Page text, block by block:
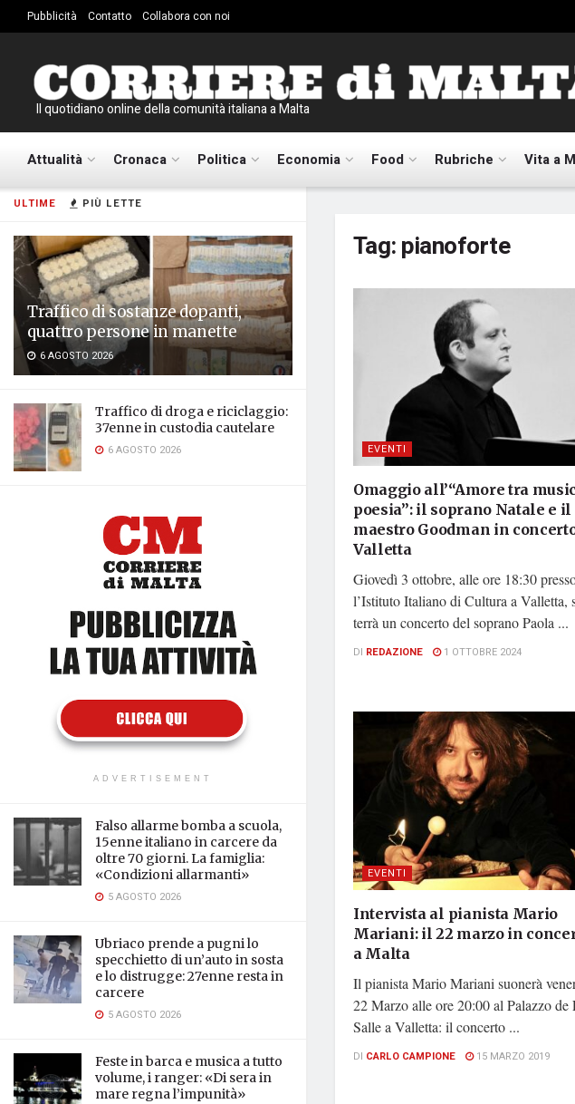
ULTIME PIÙ LETTE
Traffico di sostanze dopanti,
quattro persone in manette
6 AGOSTO 2026
Traffico di droga e riciclaggio:
37enne in custodia cautelare
6 AGOSTO 2026
ADVERTISEMENT
Falso allarme bomba a scuola,
15enne italiano in carcere da
oltre 70 giorni. La famiglia:
«Condizioni allarmanti»
5 AGOSTO 2026
Ubriaco prende a pugni lo
specchietto di un’auto in sosta
e lo distrugge: 27enne resta in
carcere
5 AGOSTO 2026
Feste in barca e musica a tutto
volume, i ranger: «Di sera in
mare regna l’impunità»
Pubblicità Contatto Collabora con noi
Il quotidiano online della comunità italiana a Malta
Attualità Cronaca Politica Economia Food Rubriche Vita a
Tag:pianoforte
EVENTI
Omaggio all’“Amore tra
poesia”: il soprano Natale e il
maestro Goodman in
Valletta
Giovedì 3 ottobre, alle ore 18:30
l’Istituto Italiano di Cultura a Valletta,
terrà un concerto del soprano Paola ...
DI REDAZIONE 1 OTTOBRE 2024
EVENTI
Intervista al pianista Mario
Mariani: il 22 marzo in
a Malta
Il pianista Mario Mariani suonerà
22 Marzo alle ore 20:00 al Palazzo de
Salle a Valletta: il concerto ...
DI CARLO CAMPIONE 15 MARZO 2019